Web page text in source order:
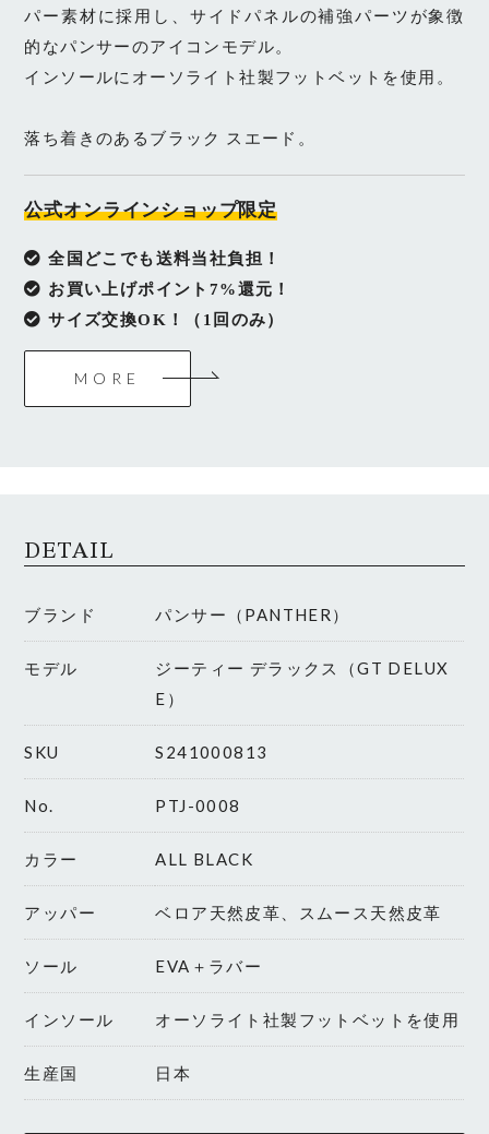
パー素材に採用し、サイドパネルの補強パーツが象徴
的なパンサーのアイコンモデル。
インソールにオーソライト社製フットベットを使用。
落ち着きのあるブラック スエード。
公式オンラインショップ限定
全国どこでも送料当社負担！
お買い上げポイント7%還元！
サイズ交換OK！（1回のみ）
MORE
DETAIL
ブランド パンサー（PANTHER）
モデル
ジーティー デラックス（GT DELUX
E）
SKU S241000813
No. PTJ-0008
カラー ALL BLACK
アッパー ベロア天然皮革、スムース天然皮革
ソール EVA＋ラバー
インソール オーソライト社製フットベットを使用
生産国 日本